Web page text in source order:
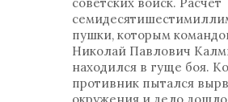
пушки, которым
Николай Павлович
находился в гуще боя.
противник пытался